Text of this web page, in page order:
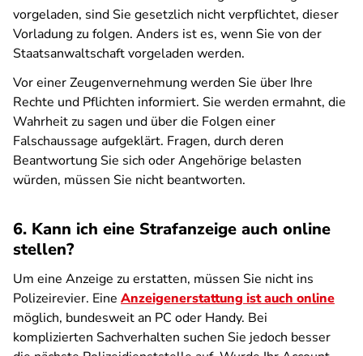
vorgeladen, sind Sie gesetzlich nicht verpflichtet, dieser
Vorladung zu folgen. Anders ist es, wenn Sie von der
Staatsanwaltschaft vorgeladen werden.
Vor einer Zeugenvernehmung werden Sie über Ihre
Rechte und Pflichten informiert. Sie werden ermahnt, die
Wahrheit zu sagen und über die Folgen einer
Falschaussage aufgeklärt. Fragen, durch deren
Beantwortung Sie sich oder Angehörige belasten
würden, müssen Sie nicht beantworten.
6. Kann ich eine Strafanzeige auch online
stellen?
Um eine Anzeige zu erstatten, müssen Sie nicht ins
Polizeirevier. Eine Anzeigenerstattung ist auch online
möglich, bundesweit an PC oder Handy. Bei
komplizierten Sachverhalten suchen Sie jedoch besser